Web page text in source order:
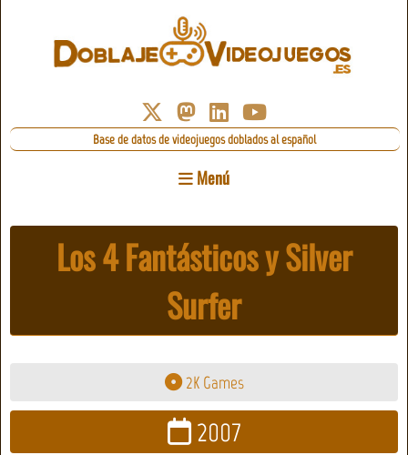
Base de datos de videojuegos doblados al español
Menú
Los 4 Fantásticos y Silver
Surfer
2K Games
2007